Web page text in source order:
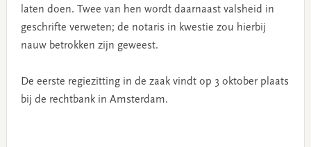
laten doen. Twee van hen wordt daarnaast valsheid in
geschrifte verweten; de notaris in kwestie zou hierbij
nauw betrokken zijn geweest.
De eerste regiezitting in de zaak vindt op 3 oktober plaats
bij de rechtbank in Amsterdam.